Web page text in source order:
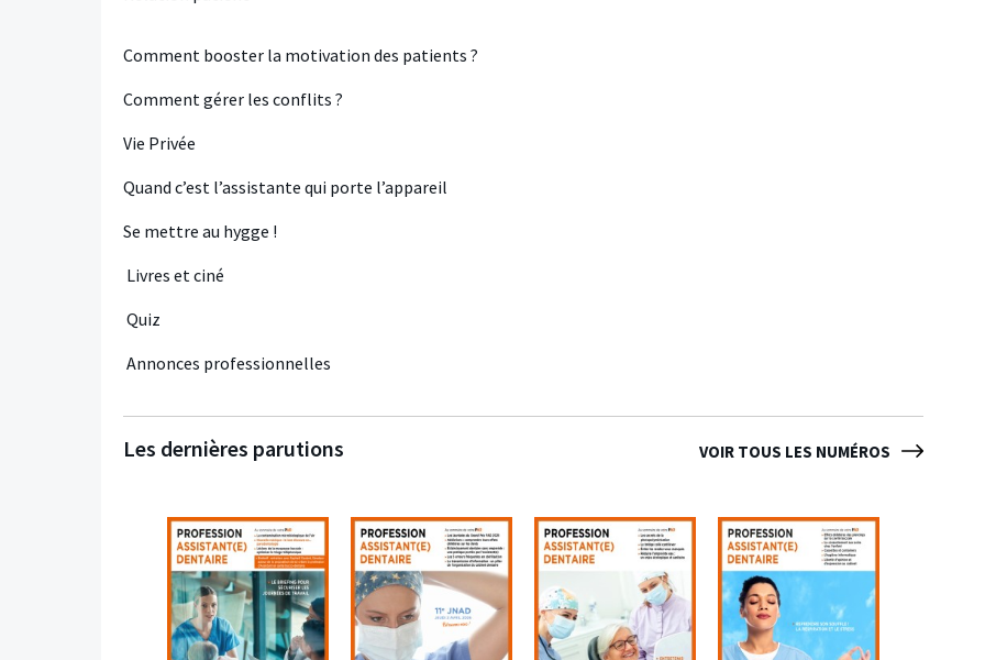
Comment booster la motivation des patients ?
Comment gérer les conflits ?
Vie Privée
Quand c’est l’assistante qui porte l’appareil
Se mettre au hygge !
Livres et ciné
Quiz
Annonces professionnelles
Les dernières parutions VOIR TOUS LES NUMÉROS